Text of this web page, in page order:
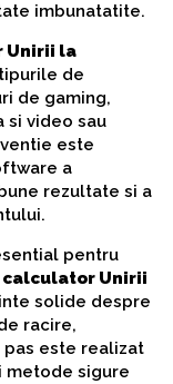
imbunatatite.
Unirii la
de
de gaming,
si video sau
este
a
rezultate si a
pentru
Unirii
solide despre
racire,
este realizat
metode sigure